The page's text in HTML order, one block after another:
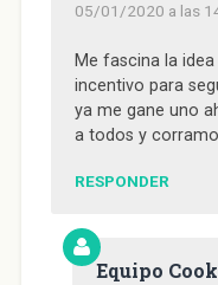
05/01/2020 a las
Me fascina la
incentivo para
ya me gane uno
a todos y
RESPONDER
Equipo